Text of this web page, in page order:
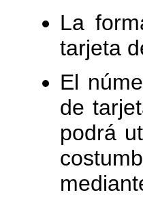
La
tarjeta
El
de
podrá